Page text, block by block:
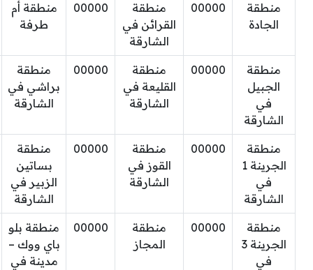
منطقة
الجادة
00000
منطقة
القرائن في
الشارقة
00000
منطقة أم
طرفة
منطقة
الجبيل
في
الشارقة
00000
منطقة
القليعة في
الشارقة
00000
منطقة
براشي في
الشارقة
منطقة
الجرينة 1
في
الشارقة
00000
منطقة
القوز في
الشارقة
00000
منطقة
بساتين
الزبير في
الشارقة
منطقة
الجرينة 3
في
00000
منطقة
المجاز
00000
منطقة بلو
باي ووك –
مدينة في